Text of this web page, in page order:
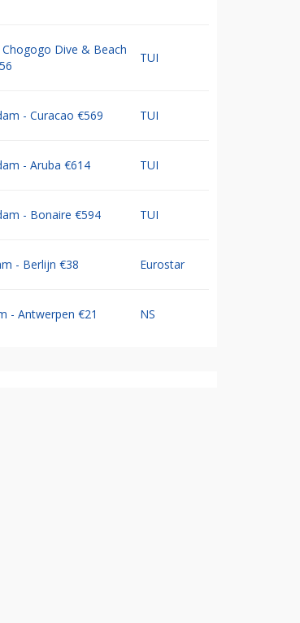
Chogogo Dive & Beach
TUI
- Curacao €569 TUI
- Aruba €614 TUI
- Bonaire €594 TUI
- Berlijn €38 Eurostar
- Antwerpen €21 NS